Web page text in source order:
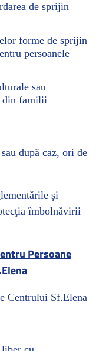
de sprijin
forme de sprijin
persoanele
sau
din familii
după caz, ori de
şi
îmbolnăvirii
Persoane
Centrului Sf.Elena